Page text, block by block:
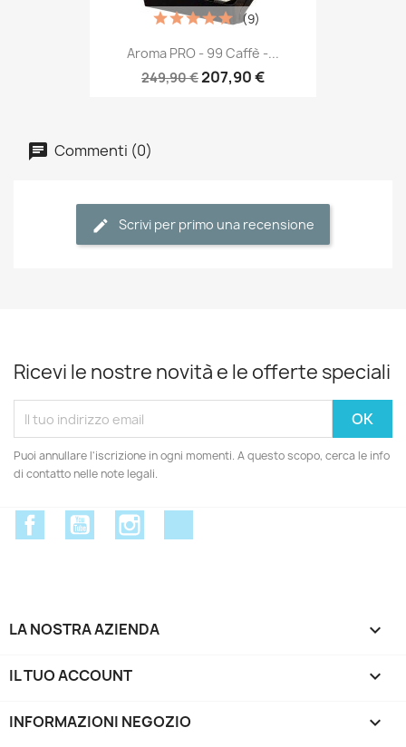
Aroma PRO - 99 Caffè -...
249,90 €207,90 €
(9)
Commenti (0)
Scrivi per primo una recensione
Ricevi le nostre novità e le offerte speciali
Puoi annullare l'iscrizione in ogni momenti. A questo scopo, cerca le info
di contatto nelle note legali.
FacebookYouTube
LA NOSTRA AZIENDA 
IL TUO ACCOUNT 
INFORMAZIONI NEGOZIO keyboard_arrow_down